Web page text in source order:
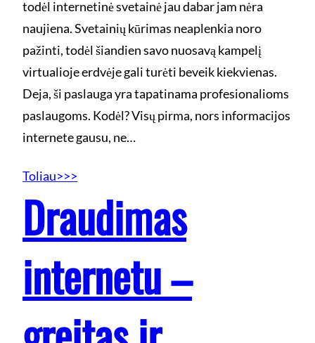
todėl internetinė svetainė jau dabar jam nėra
naujiena. Svetainių kūrimas neaplenkia noro
pažinti, todėl šiandien savo nuosavą kampelį
virtualioje erdvėje gali turėti beveik kiekvienas.
Deja, ši paslauga yra tapatinama profesionalioms
paslaugoms. Kodėl? Visų pirma, nors informacijos
internete gausu, ne…
Toliau>>>
Draudimas
internetu –